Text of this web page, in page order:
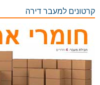
קרטונים למעבר דירה